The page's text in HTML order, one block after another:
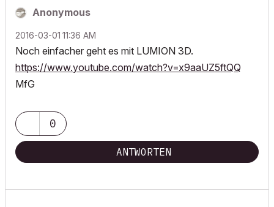
Anonymous
‎2016-03-01 11:36 AM
Noch einfacher geht es mit LUMION 3D.
https://www.youtube.com/watch?v=x9aaUZ5ftQQ
MfG
0
ANTWORTEN